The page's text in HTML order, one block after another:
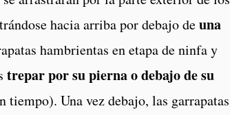
hacia arriba por debajo deuna
hambrientas en etapa de ninfa y
trepar por su pierna o debajo de su
tiempo). Una vez debajo, las garrapatas